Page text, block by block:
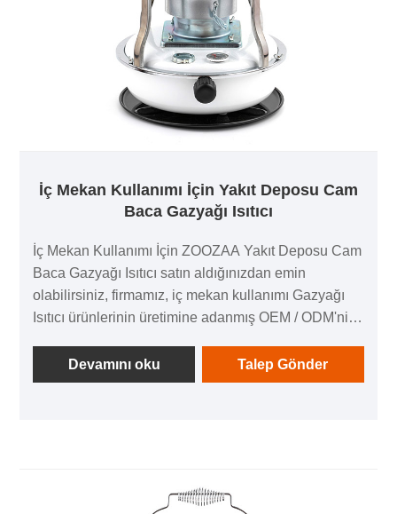
İç Mekan Kullanımı İçin Yakıt Deposu Cam
Baca Gazyağı Isıtıcı
İç Mekan Kullanımı İçin ZOOZAA Yakıt Deposu Cam
Baca Gazyağı Isıtıcı satın aldığınızdan emin
olabilirsiniz, firmamız, iç mekan kullanımı Gazyağı
Isıtıcı ürünlerinin üretimine adanmış OEM / ODM'nin
Devamını oku
Talep Gönder